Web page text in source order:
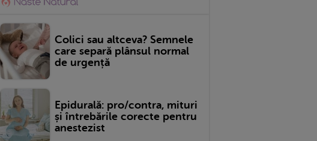
Colici sau altceva? Semnele
care separă plânsul normal
de urgență
Epidurală: pro/contra, mituri
și întrebările corecte pentru
anestezist